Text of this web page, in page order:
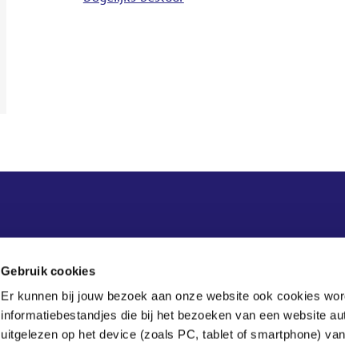
Gebruik cookies
Er kunnen bij jouw bezoek aan onze website ook cookies
informatiebestandjes die bij het bezoeken van een website
uitgelezen op het device (zoals PC, tablet of smartphone)
Contact
Tel:070 - 3 499 499
Veelgestelde vragen
Postbus 90405
2509 LK Den Haag